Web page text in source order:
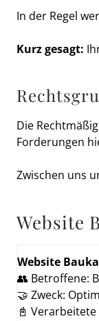
In der Regel
Kurz gesagt:
Die
Forderungen
Zwischen uns
Website
Website
👥 Betroffene:
🤝 Zweck:
📓